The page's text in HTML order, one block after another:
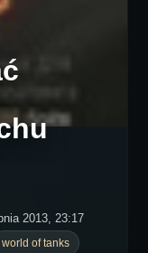
2013, 23:17
world of tanks